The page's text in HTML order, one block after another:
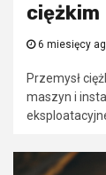
ciężkim
6 miesięcy
Przemysł
maszyn i